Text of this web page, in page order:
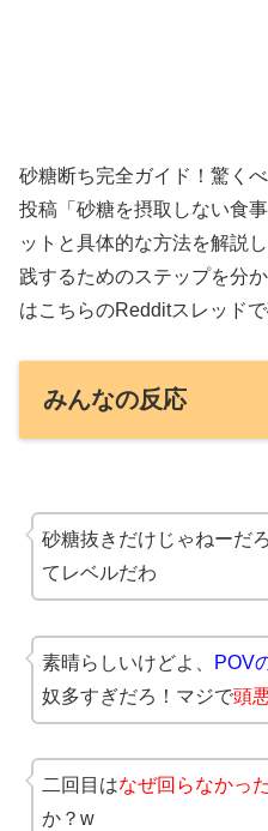
砂糖断ち完全ガイド！驚く
投稿「砂糖を摂取しない食
ットと具体的な方法を解説
践するためのステップを分
はこちらのRedditスレッドで
みんなの反応
砂糖抜きだけじゃねーだ
てレベルだわ
素晴らしいけどよ、 POV
奴多すぎだろ！マジで頭
二回目はなぜ回らなかった
か？w